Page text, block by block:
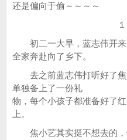
还是偏向于偷～～～～
１９ 世界上
初二一大早，蓝志伟开来
全家奔赴向了乡下。
去之前蓝志伟打听好了焦
单独备上了一份礼
物，每个小孩子都准备好了
上。
焦小艺其实挺不想去的，